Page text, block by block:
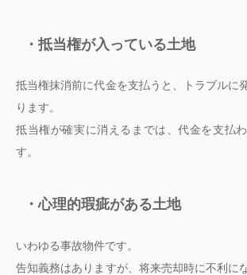
・抵当権が入っている土地
抵当権抹消前に代金を支払うと、トラブルに
ります。
抵当権が確実に消えるまでは、代金を支払
す。
・心理的瑕疵がある土地
いわゆる事故物件です。
告知義務はありますが、将来売却時に不利に